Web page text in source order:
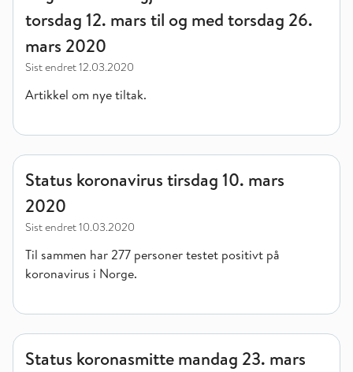
torsdag 12. mars til og med torsdag 26.
mars 2020
Sist endret12.03.2020
Artikkel om nye tiltak.
Status koronavirus tirsdag 10. mars 2020
Status koronavirus tirsdag 10. mars
2020
Sist endret10.03.2020
Til sammen har 277 personer testet positivt på
koronavirus i Norge.
Status koronasmitte mandag 23. mars 2020
Status koronasmitte mandag 23. mars